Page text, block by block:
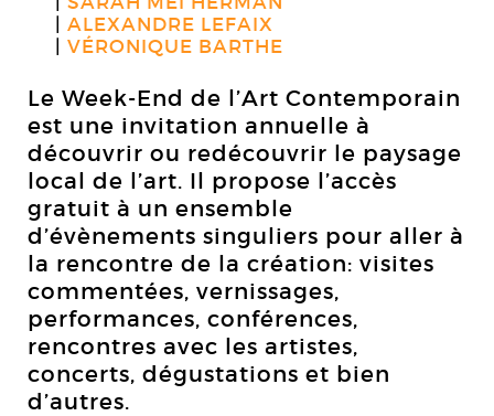
ALEXANDRE LEFAIX
VÉRONIQUE BARTHE
Le Week-End de l’Art Contemporain
est une invitation annuelle à
découvrir ou redécouvrir le paysage
local de l’art. Il propose l’accès
gratuit à un ensemble
d’évènements singuliers pour aller à
la rencontre de la création: visites
commentées, vernissages,
performances, conférences,
rencontres avec les artistes,
concerts, dégustations et bien
d’autres.